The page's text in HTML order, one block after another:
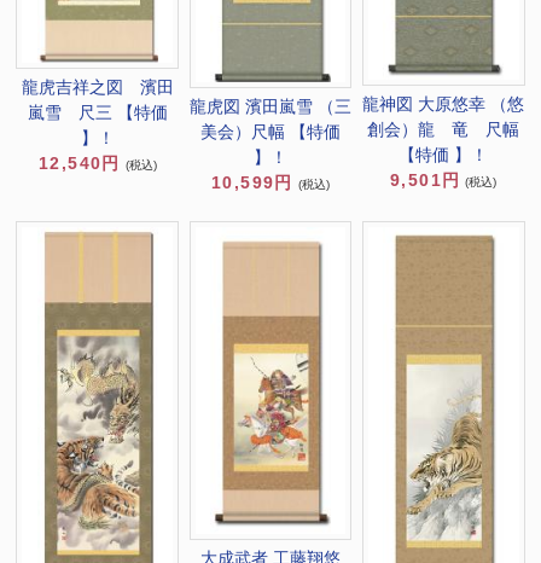
龍虎吉祥之図 濱田
嵐雪 尺三 【特価
】！
12,540円
(税込)
龍虎図 濱田嵐雪 （三
美会）尺幅 【特価
】！
10,599円
(税込)
龍神図 大原悠幸 （悠
創会）龍 竜 尺幅
【特価 】！
9,501円
(税込)
大成武者 工藤翔悠